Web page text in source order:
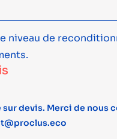
niveau de
sur devis. Merci de nous